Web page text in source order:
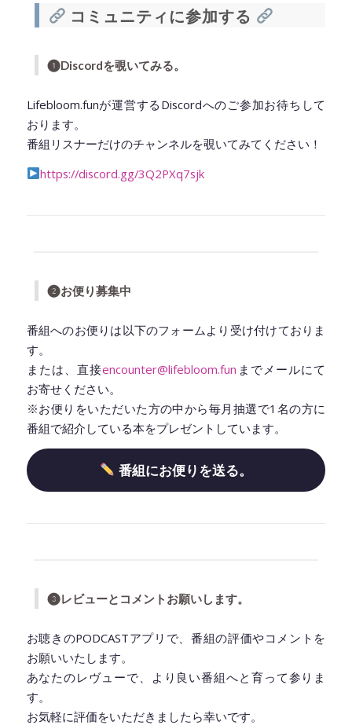
コミュニティに参加する
❶Discordを覗いてみる。
Lifebloom.funが運営するDiscordへのご参加お待ちして
おります。
番組リスナーだけのチャンネルを覗いてみてください！
https://discord.gg/3Q2PXq7sjk
❷お便り募集中
番組へのお便りは以下のフォームより受け付けておりま
す。
または、直接encounter@lifebloom.fun までメールにて
お寄せください。
※お便りをいただいた方の中から毎月抽選で1名の方に
番組で紹介している本をプレゼントしています。
番組にお便りを送る。
❸レビューとコメントお願いします。
お聴きのPODCASTアプリで、番組の評価やコメントを
お願いいたします。
あなたのレヴューで、より良い番組へと育って参りま
す。
お気軽に評価をいただきましたら幸いです。